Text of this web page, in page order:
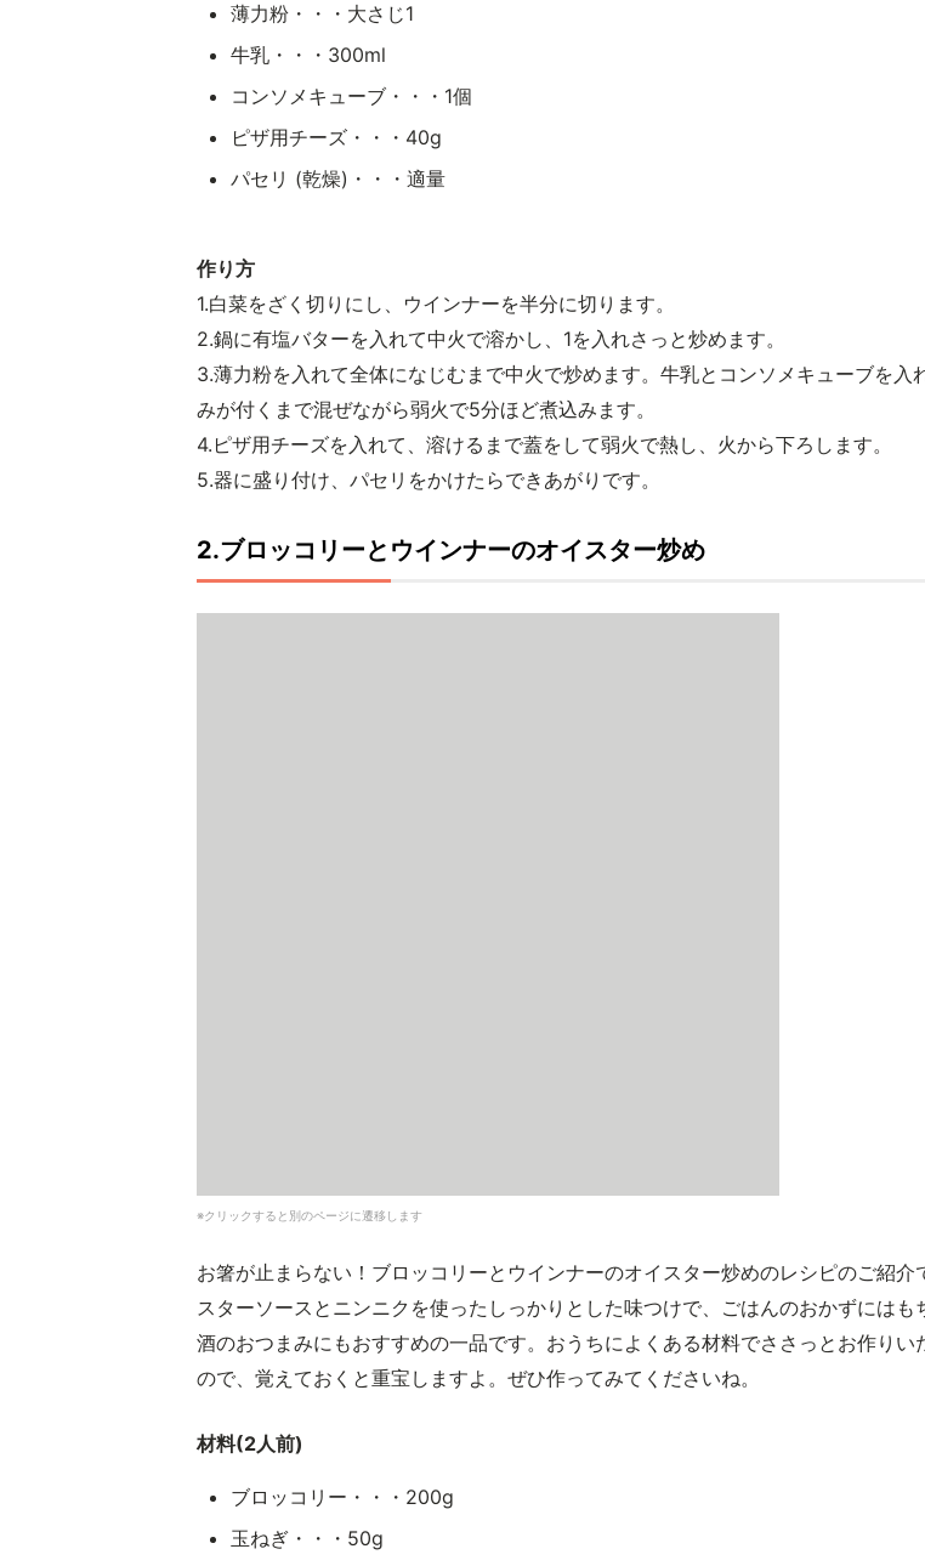
薄力粉・・・大さじ1
牛乳・・・300ml
コンソメキューブ・・・1個
ピザ用チーズ・・・40g
パセリ (乾燥)・・・適量
作り方
1.白菜をざく切りにし、ウインナーを半分に切ります。
2.鍋に有塩バターを入れて中火で溶かし、1を入れさっと炒めます。
3.薄力粉を入れて全体になじむまで中火で炒めます。牛乳とコンソメキューブを入
みが付くまで混ぜながら弱火で5分ほど煮込みます。
4.ピザ用チーズを入れて、溶けるまで蓋をして弱火で熱し、火から下ろします。
5.器に盛り付け、パセリをかけたらできあがりです。
2.ブロッコリーとウインナーのオイスター炒め
※クリックすると別のページに遷移します
お箸が止まらない！ブロッコリーとウインナーのオイスター炒めのレシピのご紹介
スターソースとニンニクを使ったしっかりとした味つけで、ごはんのおかずにはも
酒のおつまみにもおすすめの一品です。おうちによくある材料でささっとお作りい
ので、覚えておくと重宝しますよ。ぜひ作ってみてくださいね。
材料(2人前)
ブロッコリー・・・200g
玉ねぎ・・・50g